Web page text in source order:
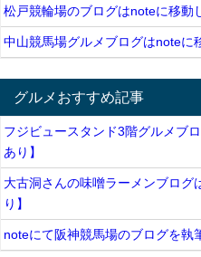
松戸競輪場のブログはnoteに移動
中山競馬場グルメブログはnoteに
グルメおすすめ記事
フジビュースタンド3階グルメブ
あり】
大古洞さんの味噌ラーメンブログ
り】
noteにて阪神競馬場のブログを執